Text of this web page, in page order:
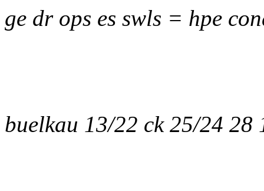
ge dr ops es swls = hpe
buelkau 13/22 ck 25/24 28